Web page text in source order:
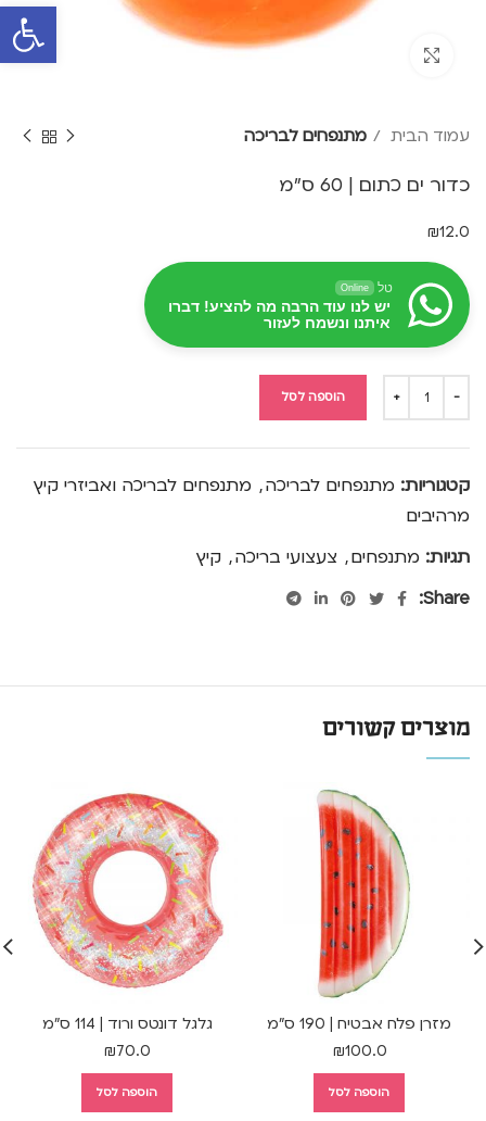
פתח
עמוד הבית מתנפחים לבריכה
כדור ים כתום | 60 ס"מ
₪12.0
טל Online
יש לנו עוד הרבה מה להציע! דברו
איתנו ונשמח לעזור
הוספה לסל
קטגוריות: מתנפחים לבריכה, מתנפחים לבריכה ואביזרי קיץ
מרהיבים
תגיות: מתנפחים, צעצועי בריכה, קיץ
Share:
מוצרים קשורים
מזרן פלח אבטיח | 190 ס"מ
₪100.0
הוספה לסל
גלגל דונטס ורוד | 114 ס"מ
₪70.0
הוספה לסל